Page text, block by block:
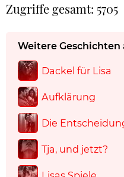
Zugriffe gesamt: 5705
Weitere Geschichten
Dackel für Lisa
Aufklärung
Die
Tja, und jetzt?